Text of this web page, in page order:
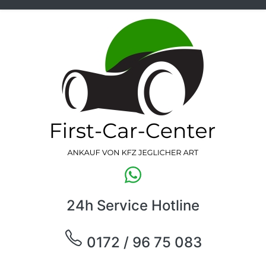
24h Service Hotline
0172 / 96 75 083